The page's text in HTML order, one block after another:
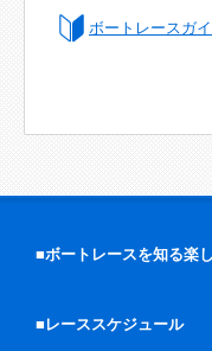
ボートレースガ
■ボートレースを知る楽
■レーススケジュール